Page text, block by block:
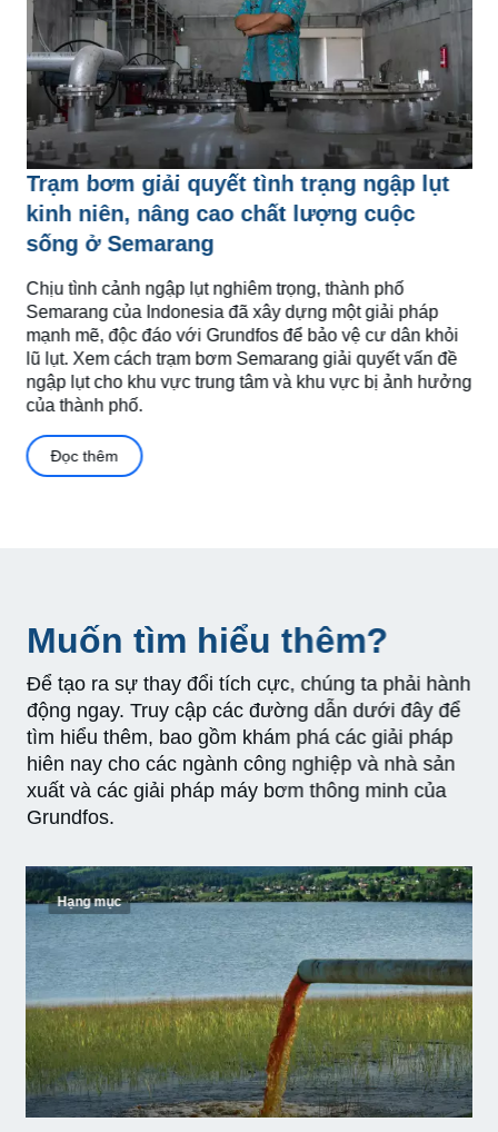
Trạm bơm giải quyết tình trạng ngập lụt
kinh niên, nâng cao chất lượng cuộc
sống ở Semarang
Chịu tình cảnh ngập lụt nghiêm trọng, thành phố
Semarang của Indonesia đã xây dựng một giải pháp
mạnh mẽ, độc đáo với Grundfos để bảo vệ cư dân khỏi
lũ lụt. Xem cách trạm bơm Semarang giải quyết vấn đề
ngập lụt cho khu vực trung tâm và khu vực bị ảnh hưởng
của thành phố.
Đọc thêm
Muốn tìm hiểu thêm?
Để tạo ra sự thay đổi tích cực, chúng ta phải hành
động ngay. Truy cập các đường dẫn dưới đây để
tìm hiểu thêm, bao gồm khám phá các giải pháp
hiên nay cho các ngành công nghiệp và nhà sản
xuất và các giải pháp máy bơm thông minh của
Grundfos.
Hạng mục